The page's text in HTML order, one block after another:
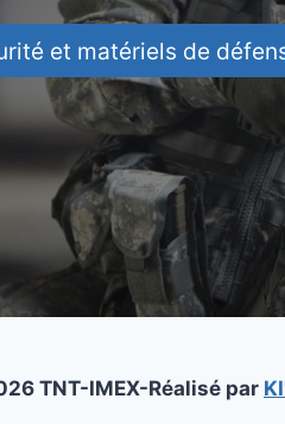
et matériels de
TNT-IMEX-Réalisé par